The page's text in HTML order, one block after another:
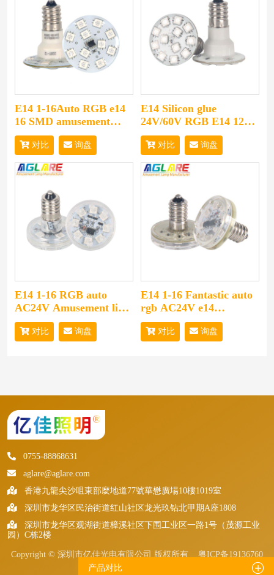
E14 1-16Auto RGB e14
16 SMD amusement
light for fairground
对比 询盘
E14 Silicon glue
24V/60V RGB E14 12pcs
5050 SMD amusement
LED lamp for
amusement rides
对比 询盘
E14 1-16 RGB auto
AC24V Amusement light
Amusement rides Led
Light对比 询盘
E14 1-16 Fantastic auto
rgb AC24V e14
amusement led LIGHT
对比 询盘
0755-88868631
aglare@aglare.com
香港九龍尖沙咀東部麼地道77號華懋廣場10樓1019室
深圳市龙华区民治街道红山社区龙光玖钻北甲期A座1808
深圳市龙华区观湖街道樟溪社区下围工业区一路1号（茂源工业
园）C栋2楼
Copyright © 深圳市亿佳光电有限公司 版权所有
粤ICP备19136760
号
技术支持
产品对比